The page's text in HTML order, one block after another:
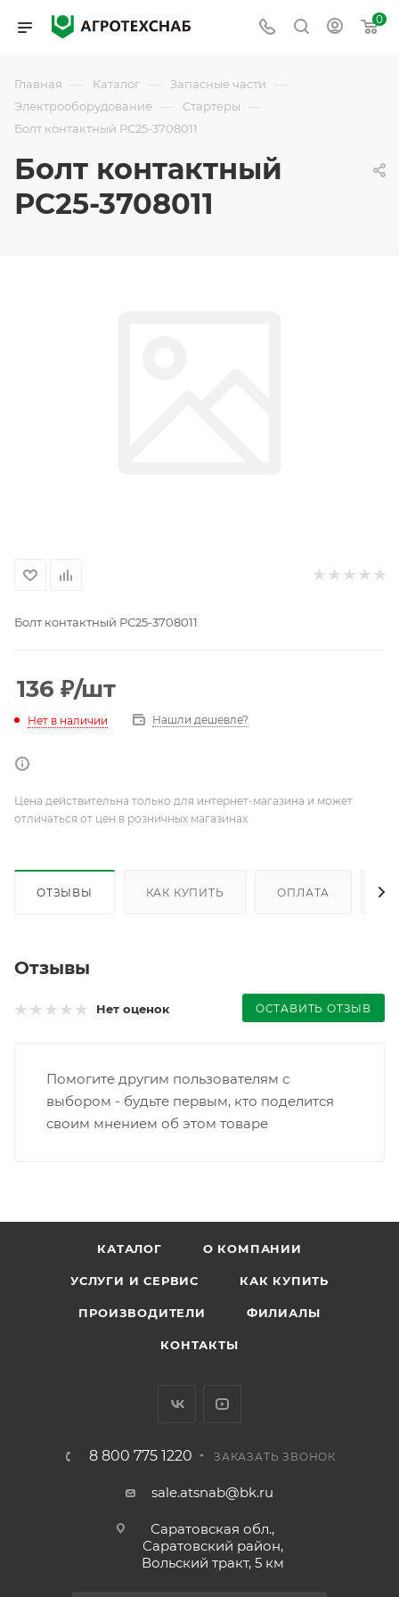
0
Главная — Каталог — Запасные части —
Электрооборудование — Стартеры —
Болт контактный РС25-3708011
Болт контактный
РС25-3708011
Болт контактный РС25-3708011
136 ₽/шт
Нет в наличии Нашли дешевле?
Цена действительна только для интернет-магазина и может
отличаться от цен в розничных магазинах
ОТЗЫВЫ КАК КУПИТЬ ОПЛАТА
Отзывы
Нет оценок ОСТАВИТЬ ОТЗЫВ
Помогите другим пользователям с
выбором - будьте первым, кто поделится
своим мнением об этом товаре
КАТАЛОГ О КОМПАНИИ
УСЛУГИ И СЕРВИС КАК КУПИТЬ
ПРОИЗВОДИТЕЛИ ФИЛИАЛЫ
КОНТАКТЫ
8 800 775 1220 ЗАКАЗАТЬ ЗВОНОК
sale.atsnab@bk.ru
Саратовская обл.,
Саратовский район,
Вольский тракт, 5 км